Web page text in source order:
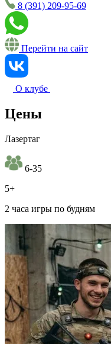
8 (391) 209-95-69
Перейти на сайт
О клубе
Цены
Лазертаг
6-35
5+
2 часа игры по будням